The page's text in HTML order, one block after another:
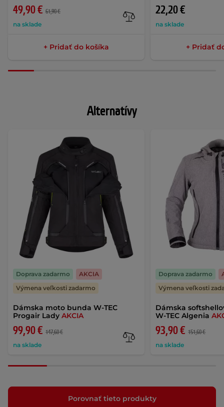
49,90 € 61,90 €
na sklade
+ Pridať do košíka
22,20 €
na sklade
+ Pridať
Alternatívy
Dámska moto bunda W-TEC
Progair Lady AKCIA
99,90 € 147,60 €
na sklade
Doprava zadarmo
AKCIA
Výmena veľkosti zadarmo
Dámska
W-TEC Algenia
93,90 € 151,60 €
na sklade
Doprava zadarmo
Výmena veľkosti
Porovnať tieto produkty